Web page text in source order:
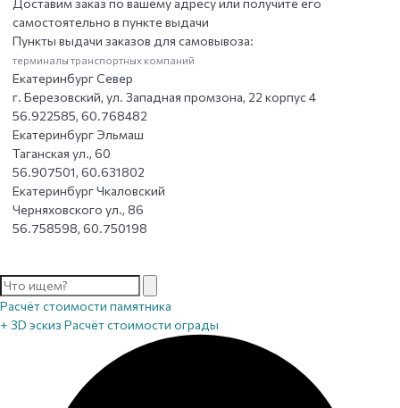
Доставим заказ по вашему адресу или получите его
самостоятельно в пункте выдачи
Пункты выдачи заказов для самовывоза:
терминалы транспортных компаний
Екатеринбург Север
г. Березовский, ул. Западная промзона, 22 корпус 4
56.922585, 60.768482
Екатеринбург Эльмаш
Таганская ул., 60
56.907501, 60.631802
Екатеринбург Чкаловский
Черняховского ул., 86
56.758598, 60.750198
Расчёт стоимости памятника
+ 3D эскиз Расчёт стоимости ограды